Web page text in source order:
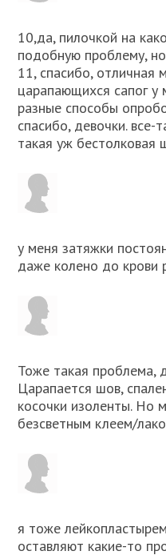
10,да, пилочкой на
подобную проблему,
11, спасибо, отличная
царапающихся сапог
разные способы
спасибо, девочки.
такая уж бестолковая
у меня затяжки
даже колено до крови
Тоже такая проблема,
Царапается шов,
косочки изоленты. Но
безсветным клеем/
я тоже
оставляют какие-то